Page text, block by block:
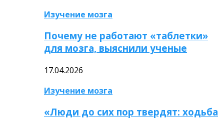
Изучение мозга
Почему не работают «таблетки»
для мозга, выяснили ученые
17.04.2026
Изучение мозга
«Люди до сих пор твердят: ходьба